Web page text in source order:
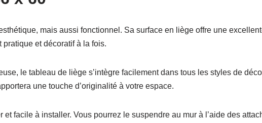
mais aussi fonctionnel. Sa surface en liège offre une
et décoratif à la fois.
le tableau de liège s’intègre facilement dans tous les styles de
une touche d’originalité à votre espace.
facile à installer. Vous pourrez le suspendre au mur à l’aide des